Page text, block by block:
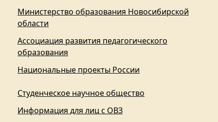
Министерство образования Новосибирской
области
Ассоциация развития педагогического
образования
Национальные проекты России
Студенческое научное общество
Информация для лиц с ОВЗ